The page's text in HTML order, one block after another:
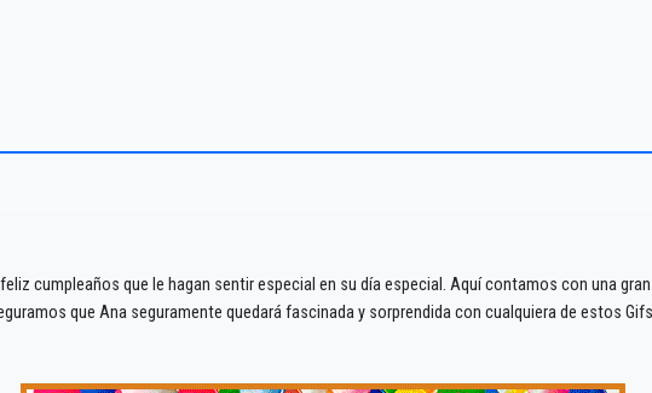
cumpleaños que le hagan sentir especial en su día especial. Aquí contamos con una
que Ana seguramente quedará fascinada y sorprendida con cualquiera de estos